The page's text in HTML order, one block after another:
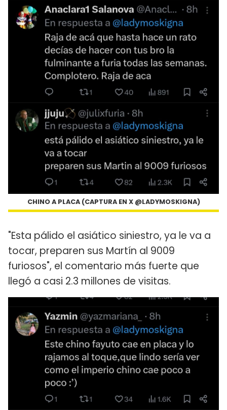
CHINO A PLACA (CAPTURA EN X @LADYMOSKIGNA)
"Esta pálido el asiático siniestro, ya le va a
tocar, preparen sus Martín al 9009
furiosos", el comentario más fuerte que
llegó a casi 2.3 millones de visitas.